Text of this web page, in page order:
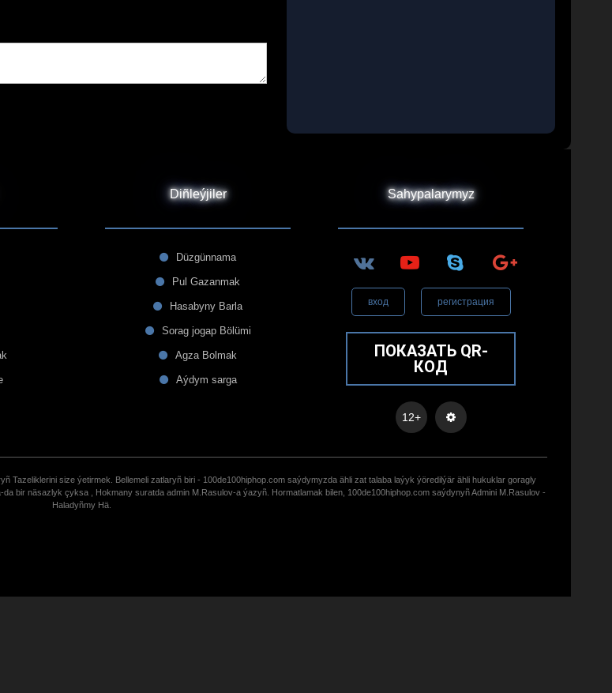
Diñleýjiler
Düzgünnama
Pul Gazanmak
Hasabyny Barla
Sorag jogap Bölümi
Agza Bolmak
Aýdym sarga
Sahypalarymyz
вход регистрация
ПОКАЗАТЬ QR-
КОД
12+
size ýetirmek. Bellemeli zatlaryñ biri - 100de100hiphop.com saýdymyzda ähli zat talaba laýyk ýöredilýär ähli hukuklar goragly
bir näsazlyk çyksa , Hokmany suratda admin M.Rasulov-a ýazyñ. Hormatlamak bilen, 100de100hiphop.com saýdynyñ Admini M.Rasulov -
Haladyñmy Hä.